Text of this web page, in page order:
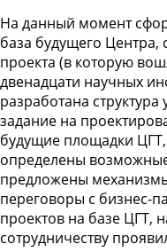
На данный момент
база будущего Центра,
проекта (в которую
двенадцати научных
разработана
задание на
будущие площадки ЦГТ,
определены
предложены
переговоры с бизнес-
проектов на базе ЦГТ,
сотрудничеству